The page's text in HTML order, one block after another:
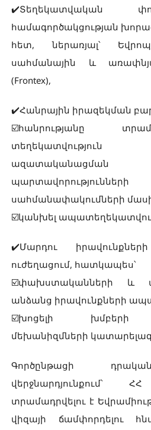
✔️Տեղեկատվական
համագործակցության
հետ, ներառյալ՝
սահմանային և
(Frontex),
✔️Հանրային իրազեկման
☑️հանրությանը
ազատականացման
սահմանափակումների
☑️կանխել
✔️Մարդու
ուժեղացում, հատկապես՝
☑️փախստականների և
անձանց իրավունքների
☑️խոցելի խմբերի
մեխանիզմների
Գործընթացի
վերջնարդյունքում՝
տրամադրվելու է
վիզայի ճամփորդելու